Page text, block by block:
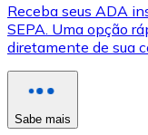
Receba seus ADA
SEPA. Uma opção
diretamente de sua
Sabe mais